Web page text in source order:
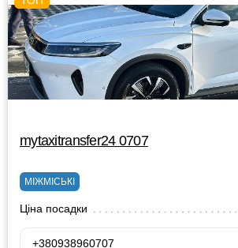
mytaxitransfer24 0707
МІЖМІСЬКІ
Ціна посадки
+380938960707